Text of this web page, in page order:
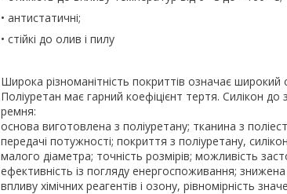
• антистатичні;
• стійкі до олив і пилу
Широка різноманітність покриттів означає
Поліуретан має гарний коефіцієнт тертя. Силікон
ремня:
основа виготовлена з поліуретану; тканина з
передачі потужності; покриття з поліуретану,
малого діаметра; точність розмірів; можливість
ефективність із погляду енергоспоживання; знижена
впливу хімічних реагентів і озону, рівномірність